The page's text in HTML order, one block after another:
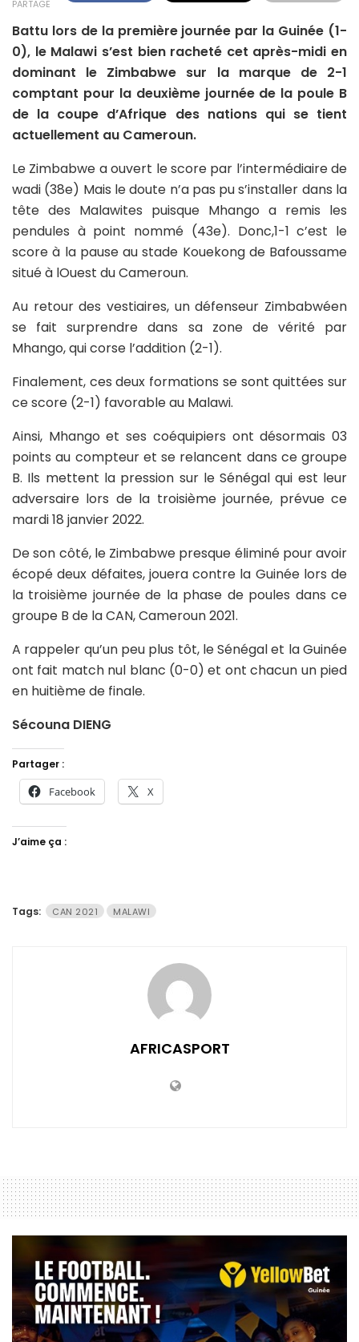
PARTAGE
Battu lors de la première journée par la Guinée (1-
0), le Malawi s’est bien racheté cet après-midi en
dominant le Zimbabwe sur la marque de 2-1
comptant pour la deuxième journée de la poule B
de la coupe d’Afrique des nations qui se tient
actuellement au Cameroun.
Le Zimbabwe a ouvert le score par l’intermédiaire de
wadi (38e) Mais le doute n’a pas pu s’installer dans la
tête des Malawites puisque Mhango a remis les
pendules à point nommé (43e). Donc,1-1 c’est le
score à la pause au stade Kouekong de Bafoussame
situé à lOuest du Cameroun.
Au retour des vestiaires, un défenseur Zimbabwéen
se fait surprendre dans sa zone de vérité par
Mhango, qui corse l’addition (2-1).
Finalement, ces deux formations se sont quittées sur
ce score (2-1) favorable au Malawi.
Ainsi, Mhango et ses coéquipiers ont désormais 03
points au compteur et se relancent dans ce groupe
B. Ils mettent la pression sur le Sénégal qui est leur
adversaire lors de la troisième journée, prévue ce
mardi 18 janvier 2022.
De son côté, le Zimbabwe presque éliminé pour avoir
écopé deux défaites, jouera contre la Guinée lors de
la troisième journée de la phase de poules dans ce
groupe B de la CAN, Cameroun 2021.
A rappeler qu’un peu plus tôt, le Sénégal et la Guinée
ont fait match nul blanc (0-0) et ont chacun un pied
en huitième de finale.
Sécouna DIENG
Partager :
Facebook X
J’aime ça :
Tags: CAN 2021 MALAWI
AFRICASPORT